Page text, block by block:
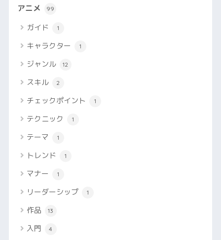
アニメ 99
ガイド 1
キャラクター 1
ジャンル 12
スキル 2
チェックポイント 1
テクニック 1
テーマ 1
トレンド 1
マナー 1
リーダーシップ 1
作品 13
入門 4